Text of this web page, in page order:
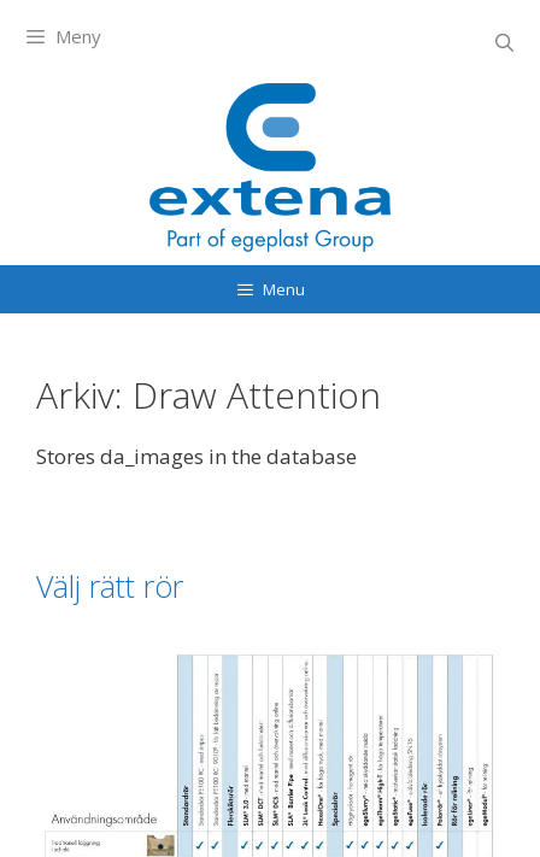
Meny
Menu
Arkiv: Draw Attention
Stores da_images in the database
Välj rätt rör